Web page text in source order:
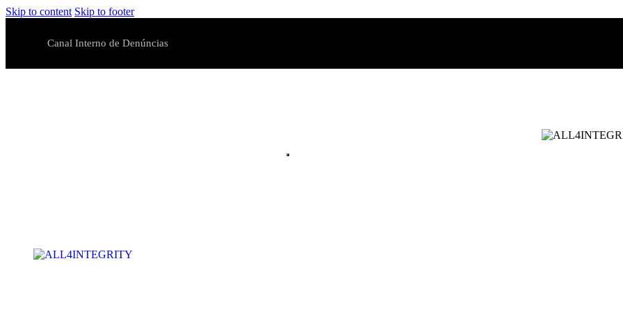
Skip to content Skip to footer
Canal Interno de Denúncias